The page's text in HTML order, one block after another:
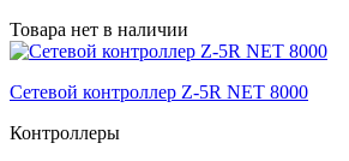
Товара нет в наличии
Сетевой контроллер Z-5R NET 8000
Контроллеры